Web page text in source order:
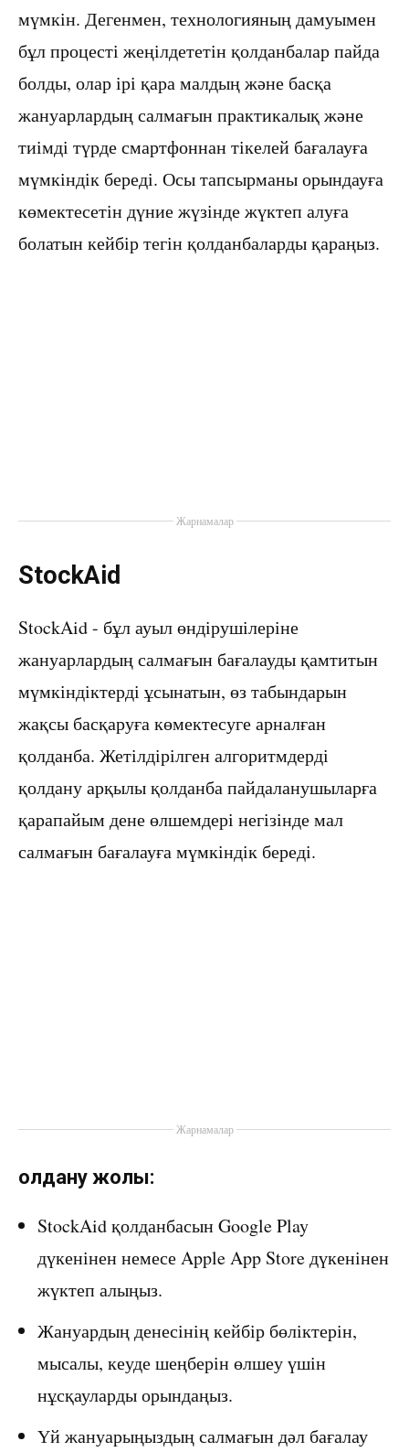
мүмкін. Дегенмен, технологияның дамуымен
бұл процесті жеңілдететін қолданбалар пайда
болды, олар ірі қара малдың және басқа
жануарлардың салмағын практикалық және
тиімді түрде смартфоннан тікелей бағалауға
мүмкіндік береді. Осы тапсырманы орындауға
көмектесетін дүние жүзінде жүктеп алуға
болатын кейбір тегін қолданбаларды қараңыз.
Жарнамалар
StockAid
StockAid - бұл ауыл өндірушілеріне
жануарлардың салмағын бағалауды қамтитын
мүмкіндіктерді ұсынатын, өз табындарын
жақсы басқаруға көмектесуге арналған
қолданба. Жетілдірілген алгоритмдерді
қолдану арқылы қолданба пайдаланушыларға
қарапайым дене өлшемдері негізінде мал
салмағын бағалауға мүмкіндік береді.
Жарнамалар
Қолдану жолы:
StockAid қолданбасын Google Play
дүкенінен немесе Apple App Store дүкенінен
жүктеп алыңыз.
Жануардың денесінің кейбір бөліктерін,
мысалы, кеуде шеңберін өлшеу үшін
нұсқауларды орындаңыз.
Үй жануарыңыздың салмағын дәл бағалау